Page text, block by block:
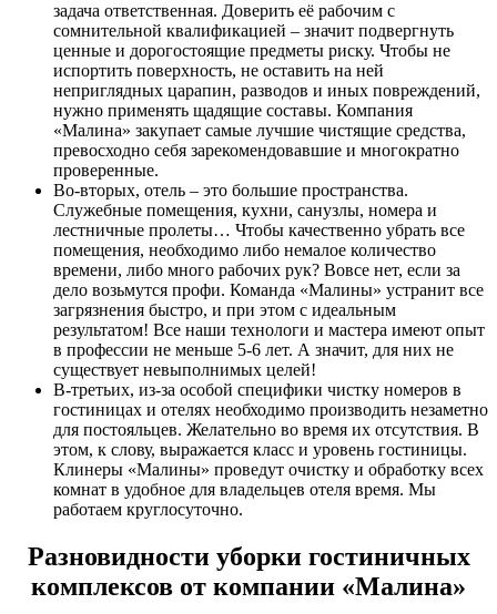
задача ответственная. Доверить её рабочим с
сомнительной квалификацией – значит подвергнуть
ценные и дорогостоящие предметы риску. Чтобы не
испортить поверхность, не оставить на ней
неприглядных царапин, разводов и иных повреждений,
нужно применять щадящие составы. Компания
«Малина» закупает самые лучшие чистящие средства,
превосходно себя зарекомендовавшие и многократно
проверенные.
Во-вторых, отель – это большие пространства.
Служебные помещения, кухни, санузлы, номера и
лестничные пролеты… Чтобы качественно убрать все
помещения, необходимо либо немалое количество
времени, либо много рабочих рук? Вовсе нет, если за
дело возьмутся профи. Команда «Малины» устранит все
загрязнения быстро, и при этом с идеальным
результатом! Все наши технологи и мастера имеют опыт
в профессии не меньше 5-6 лет. А значит, для них не
существует невыполнимых целей!
В-третьих, из-за особой специфики чистку номеров в
гостиницах и отелях необходимо производить незаметно
для постояльцев. Желательно во время их отсутствия. В
этом, к слову, выражается класс и уровень гостиницы.
Клинеры «Малины» проведут очистку и обработку всех
комнат в удобное для владельцев отеля время. Мы
работаем круглосуточно.
Разновидности уборки гостиничных
комплексов от компании «Малина»